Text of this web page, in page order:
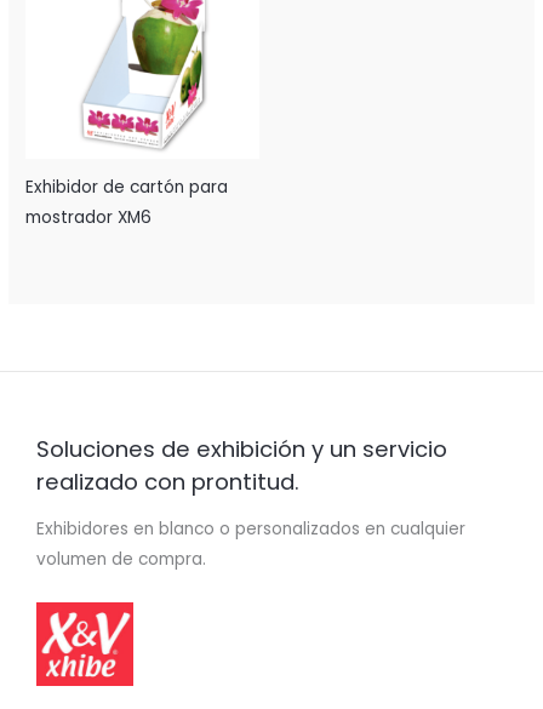
Exhibidor de cartón para
mostrador XM6
Soluciones de exhibición y un servicio
realizado con prontitud.
Exhibidores en blanco o personalizados en cualquier
volumen de compra.